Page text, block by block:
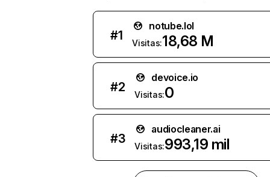
#1
notube.lol
Visitas:18,68 M
#2
devoice.io
Visitas:0
#3
audiocleaner.ai
Visitas:993,19 mil